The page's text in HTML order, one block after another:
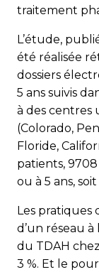
traitement
L’étude,
été réalisée
dossiers
5 ans suivis
à des centres
(Colorado,
Floride,
patients,
ou à 5 ans, soit
Les pratiques
d’un réseau à
du TDAH
3 %. Et le